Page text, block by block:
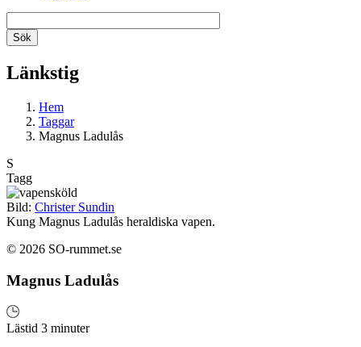
Länkstig
Hem
Taggar
Magnus Ladulås
S
Tagg
Bild: Christer Sundin
Kung Magnus Ladulås heraldiska vapen.
© 2026 SO-rummet.se
Magnus Ladulås
Lästid 3 minuter